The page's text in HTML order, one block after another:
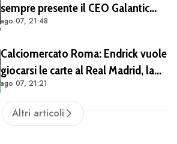
sempre presente il CEO Galantic
(VIDEO)
ago 07, 21:48
Calciomercato Roma: Endrick vuole
giocarsi le carte al Real Madrid, la
pista si complica
ago 07, 21:21
Altri articoli